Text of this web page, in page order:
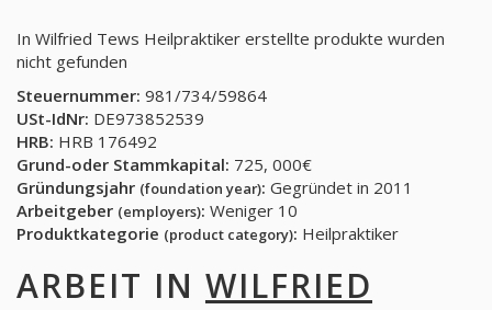
In Wilfried Tews Heilpraktiker erstellte produkte wurden
nicht gefunden
Steuernummer: 981/734/59864
USt-IdNr: DE973852539
HRB: HRB 176492
Grund-oder Stammkapital: 725, 000€
Gründungsjahr (foundation year): Gegründet in 2011
Arbeitgeber (employers): Weniger 10
Produktkategorie (product category): Heilpraktiker
ARBEIT IN WILFRIED